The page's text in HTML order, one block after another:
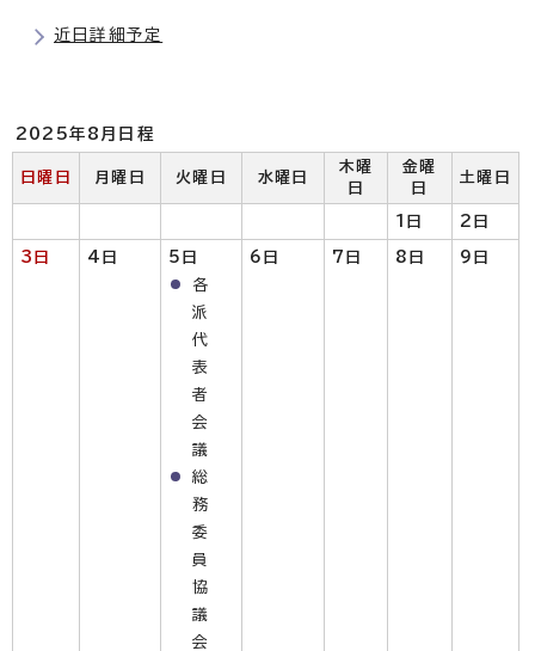
近日詳細予定
2025年8月日程
日曜日 月曜日 火曜日 水曜日
木曜
日
金曜
日
土曜日
1日 2日
3日 4日
5日
各
派
代
表
者
会
議
総
務
委
員
協
議
会
6日 7日 8日 9日